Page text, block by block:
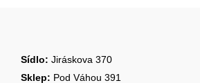
Sídlo: Jiráskova 370
Sklep: Pod Váhou 391